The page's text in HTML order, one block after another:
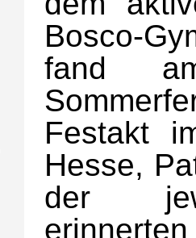
Bosco-
fand
Festakt
Hesse,
der